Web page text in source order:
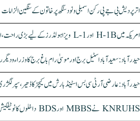
اتر پردیش بی جے پی رکن اسمبلی ونود سنگھ پر خاتون کے سنگین الزامات
امریکہ میں H-1B اور L-1 ویزا ہولڈرز کے لیے بڑی راحت، اب ملک چھوڑے بغیر ویزا تجدید ممکن
حیدرآباد: سعیدآباد اسٹیل برج اور موسیٰ رام باغ برج کا وزراء و
حیدرآباد: عارضی آر ٹی سی بس اسٹینڈ بارش میں کیچڑ کا ڈھیر، سپر
KNRUHS نے MBBS اور BDS داخلوں کا نوٹیفکیشن جاری کر دیا